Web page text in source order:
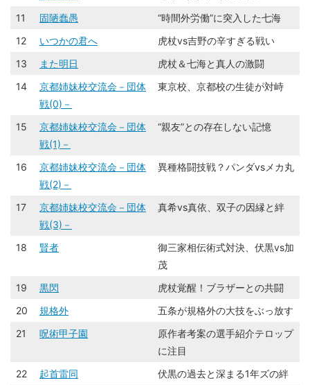
11
固陋蠢愚
“時間外労働”に突入した七海
12
いつかの君へ
虎杖vs吉野の辛すぎる戦い
13
また明日
虎杖＆七海と真人の激闘
14
京都姉妹校交流会－団体
戦(0)－
東京校、京都校の生徒が対峙
15
京都姉妹校交流会－団体
戦(1)－
“親友”との存在しない記憶
16
京都姉妹校交流会－団体
戦(2)－
異種格闘技戦？パンダvsメカ丸
17
京都姉妹校交流会－団体
戦(3)－
真希vs真依、双子の因縁と絆
18 賢者
御三家相伝術式対決、伏黒vs加
茂
19
黒閃
虎杖覚醒！ブラザーとの共闘
20
規格外
五条が規格外の大技をぶっ放す
21
呪術甲子園
原作者考案の選手紹介テロップ
に注目
22
起首雷同
伏黒の過去と深まる1年ズの絆